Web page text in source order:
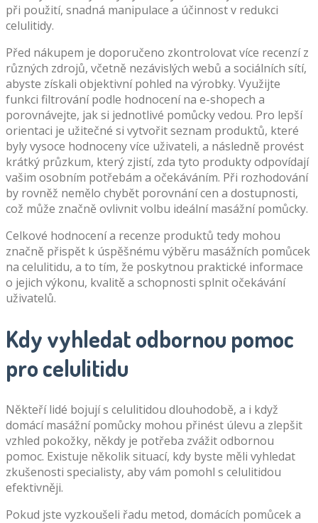
při použití, snadná manipulace a účinnost v redukci
celulitidy.
Před nákupem je doporučeno zkontrolovat více recenzí z
různých zdrojů, včetně nezávislých webů a sociálních sítí,
abyste získali objektivní pohled na výrobky. Využijte
funkci filtrování podle hodnocení na e-shopech a
porovnávejte, jak si jednotlivé pomůcky vedou. Pro lepší
orientaci je užitečné si vytvořit seznam produktů, které
byly vysoce hodnoceny více uživateli, a následně provést
krátký průzkum, který zjistí, zda tyto produkty odpovídají
vašim osobním potřebám a očekáváním. Při rozhodování
by rovněž nemělo chybět porovnání cen a dostupnosti,
což může značně ovlivnit volbu ideální masážní pomůcky.
Celkové hodnocení a recenze produktů tedy mohou
značně přispět k úspěšnému výběru masážních pomůcek
na celulitidu, a to tím, že poskytnou praktické informace
o jejich výkonu, kvalitě a schopnosti splnit očekávání
uživatelů.
Kdy vyhledat odbornou pomoc
pro celulitidu
Někteří lidé bojují s celulitidou dlouhodobě, a i když
domácí masážní pomůcky mohou přinést úlevu a zlepšit
vzhled pokožky, někdy je potřeba zvážit odbornou
pomoc. Existuje několik situací, kdy byste měli vyhledat
zkušenosti specialisty, aby vám pomohl s celulitidou
efektivněji.
Pokud jste vyzkoušeli řadu metod, domácích pomůcek a